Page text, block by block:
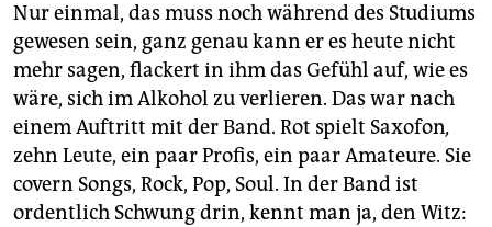
Nur einmal, das muss noch während des Studiums
gewesen sein, ganz genau kann er es heute nicht
mehr sagen, flackert in ihm das Gefühl auf, wie es
wäre, sich im Alkohol zu verlieren. Das war nach
einem Auftritt mit der Band. Rot spielt Saxofon,
zehn Leute, ein paar Profis, ein paar Amateure. Sie
covern Songs, Rock, Pop, Soul. In der Band ist
ordentlich Schwung drin, kennt man ja, den Witz: